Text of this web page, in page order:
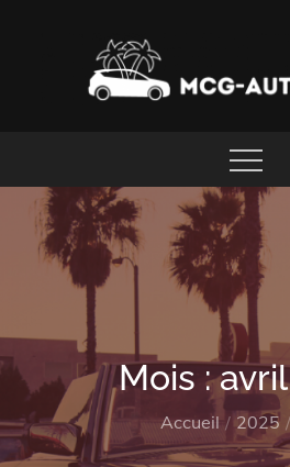
Mois :
Accueil 2025